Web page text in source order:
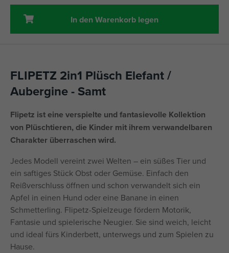
In den Warenkorb legen
FLIPETZ 2in1 Plüsch Elefant /
Aubergine - Samt
Flipetz ist eine verspielte und fantasievolle Kollektion
von Plüschtieren, die Kinder mit ihrem verwandelbaren
Charakter überraschen wird.
Jedes Modell vereint zwei Welten – ein süßes Tier und
ein saftiges Stück Obst oder Gemüse. Einfach den
Reißverschluss öffnen und schon verwandelt sich ein
Apfel in einen Hund oder eine Banane in einen
Schmetterling. Flipetz-Spielzeuge fördern Motorik,
Fantasie und spielerische Neugier. Sie sind weich, leicht
und ideal fürs Kinderbett, unterwegs und zum Spielen zu
Hause.